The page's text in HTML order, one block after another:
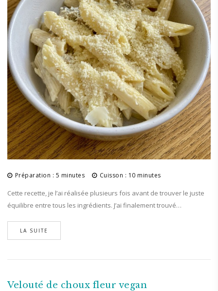
Préparation : 5 minutes Cuisson : 10 minutes
Cette recette, je l’ai réalisée plusieurs fois avant de trouver le juste
équilibre entre tous les ingrédients. J’ai finalement trouvé…
LA SUITE
Velouté de choux fleur vegan